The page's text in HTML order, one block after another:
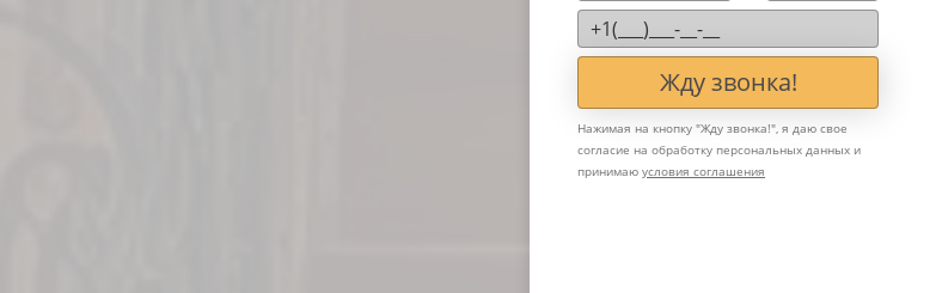
Жду звонка!
Нажимая на кнопку "Жду звонка!", я даю свое
согласие на обработку персональных данных и
принимаю условия соглашения